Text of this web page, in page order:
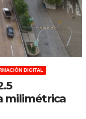
DIGITAL
milimétrica